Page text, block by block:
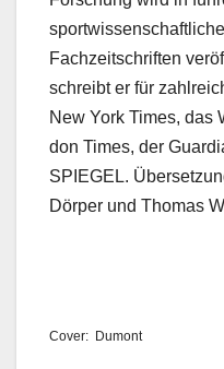
Fachzeitschriften
schreibt er für
New York Times, das
don Times, der
SPIEGEL.
Dör­p­er und Thomas
Cov­er: Dumont